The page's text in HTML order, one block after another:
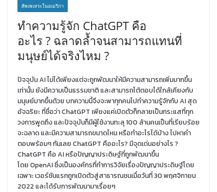
สัพเพเหระในอเมริกา
ทำความรู้จัก ChatGPT คือ
อะไร ? ฉลาดล้ำจนสามารถแทนที่
มนุษย์ได้จริงไหม ?
ปัจจุบัน AI ไม่ได้เพียงแต่จะถูกพัฒนาให้มีความสามารถเพิ่มมากขึ้น
เท่านั้น ยังมีความเป็นธรรมชาติ และสามารถโต้ตอบได้ใกล้เคียงกับ
มนุษย์มากขึ้นด้วย บทความนี้จึงจะพาทุกคนไปทำความรู้จักกับ AI สุด
อัจฉริยะ ที่ชื่อว่า ChatGPT เพียงแค่เปิดตัวก็กลายเป็นกระแสที่ทุก
วงการพูดถึง และปัจจุบันก็มีผู้ใช้งานทะลุ 100 ล้านคนเป็นที่เรียบร้อย
จะฉลาด และมีความสามารถขนาดไหน หรือทำอะไรได้บ้าง ไปหาคำ
ตอบพร้อมๆ กันเลย ChatGPT คืออะไร? มีจุดเด่นอย่างไร ?
ChatGPT คือ AI หรือปัญญาประดิษฐ์ที่ถูกพัฒนาขึ้น
โดย OpenAI ซึ่งเป็นองค์กรที่ทำการวิจัยเรื่องปัญญาประดิษฐ์โดย
เฉพาะ เวอร์ชันแรกถูกเปิดตัวสู่สาธารณชนเมื่อวันที่ 30 พฤศจิกายน
2022 และได้รับการพัฒนามาเรื่อยๆ